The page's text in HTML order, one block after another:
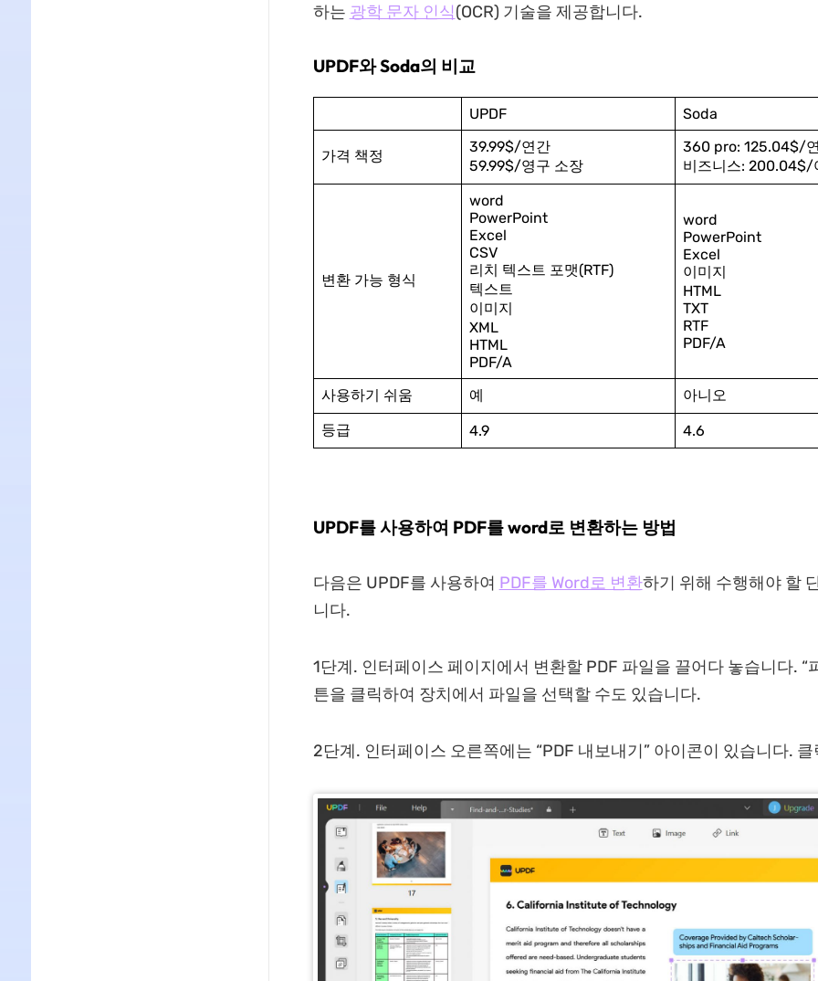
하는 광학 문자 인식(OCR) 기술을 제공합니다.
UPDF와 Soda의 비교
UPDF Soda
가격 책정
39.99$/연간
59.99$/영구 소장
360 pro: 125.04$/
비즈니스: 200.04$/
변환 가능 형식
word
PowerPoint
Excel
CSV
리치 텍스트 포맷(RTF)
텍스트
이미지
XML
HTML
PDF/A
word
PowerPoint
Excel
이미지
HTML
TXT
RTF
PDF/A
사용하기 쉬움 예
아니오
등급
4.9 4.6
UPDF를 사용하여 PDF를 word로 변환하는 방법
다음은 UPDF를 사용하여 PDF를 Word로 변환하기 위해 수행해야 할
니다.
1단계. 인터페이스 페이지에서 변환할 PDF 파일을 끌어다 놓습니다. “
튼을 클릭하여 장치에서 파일을 선택할 수도 있습니다.
2단계. 인터페이스 오른쪽에는 “PDF 내보내기” 아이콘이 있습니다.